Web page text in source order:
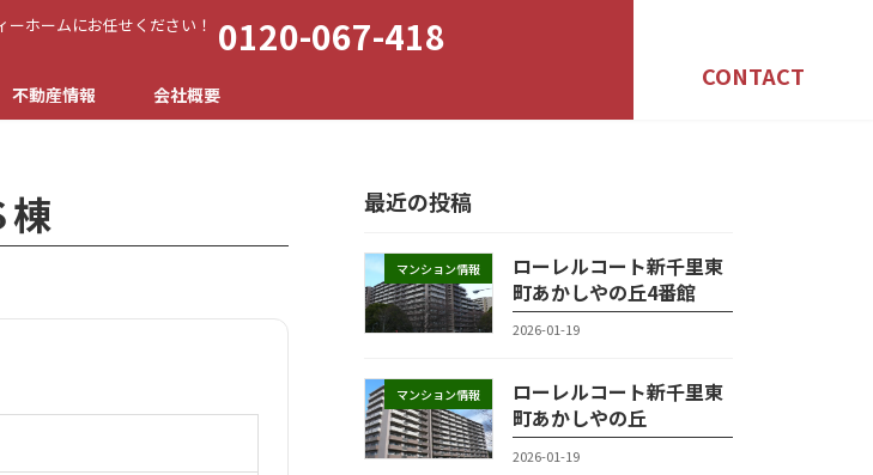
0120-067-418
ホームにお任せください！
CONTACT
不動産情報 会社概要
棟 最近の投稿
マンション情報
ローレルコート新千里東
町あかしやの丘4番館
2026-01-19
マンション情報
ローレルコート新千里東
町あかしやの丘
2026-01-19